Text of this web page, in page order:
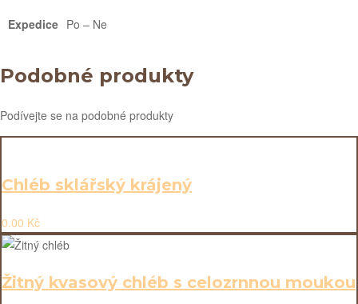
Expedice Po – Ne
Podobné produkty
Podívejte se na podobné produkty
Chléb sklářský krájený
0.00 Kč
Žitný kvasový chléb s celozrnnou moukou